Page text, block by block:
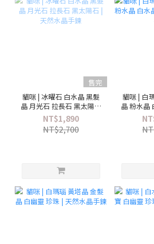
售完
貓咪 | 冰曜石 白水晶 黑髮
晶 月光石 拉長石 黑太陽石
| 天然水晶手鍊
NT$1,890
NT$2,700
貓咪 | 白
晶 粉水晶
然